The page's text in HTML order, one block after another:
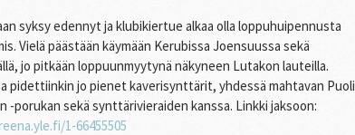
syksy edennyt ja klubikiertue alkaa olla loppuhuipennusta
Vielä päästään käymään Kerubissa Joensuussa sekä
jo pitkään loppuunmyytynä näkyneen Lutakon lauteilla.
pidettiinkin jo pienet kaverisynttärit, yhdessä mahtavan Puoli
-porukan sekä synttärivieraiden kanssa. Linkki jaksoon:
1-66455505